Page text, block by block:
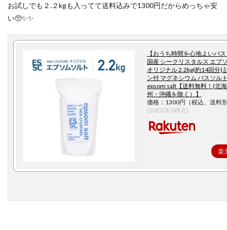
お試しでも２.２kgも入ってて送料込みで1300円だからめっちゃ安
い🥺✨✨
【おうち時間を心地よいバ
国産 シークリスタルス エプ
オリジナル 2.2kg(約14回分)
ン付 マグネシウム バスソル
epsom salt【送料無料！(北
州・沖繩を除く）】
価格：1300円（税込、送料
(2022/3/1時点)
楽